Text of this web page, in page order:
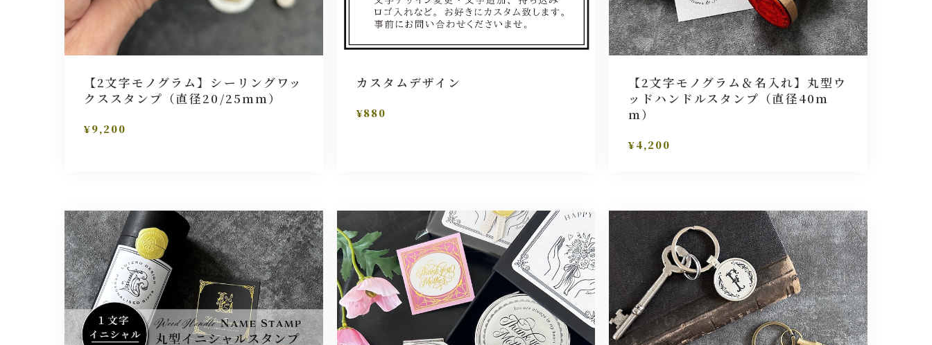
【2文字モノグラム】シーリングワッ
クススタンプ（直径20/25ｍｍ）
¥9,200
カスタムデザイン
¥880
【2文字モノグラム＆名入れ】丸型ウ
ッドハンドルスタンプ（直径40ｍ
ｍ）
¥4,200